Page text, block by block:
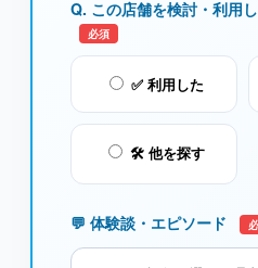
Q. この店舗を検討・利用
必須
✅ 利用した
🛠️ 他を探す
💬 体験談・エピソード